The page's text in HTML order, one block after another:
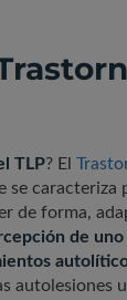
TLP? El
se caracteriza
de forma,
de uno